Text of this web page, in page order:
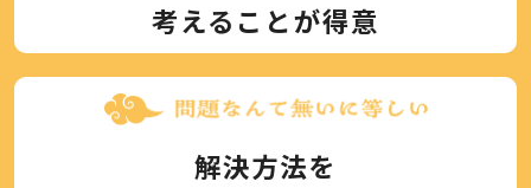
考えることが得意
解決方法を